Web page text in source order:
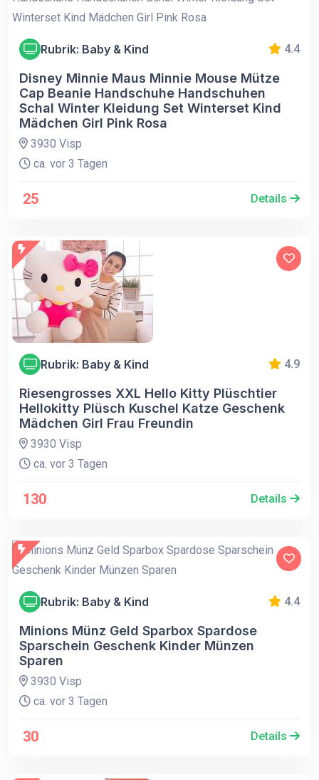
Rubrik: Baby & Kind 4.4
Disney Minnie Maus Minnie Mouse Mütze
Cap Beanie Handschuhe Handschuhen
Schal Winter Kleidung Set Winterset Kind
Mädchen Girl Pink Rosa
3930 Visp
ca. vor 3 Tagen
25 Details
Rubrik: Baby & Kind 4.9
Riesengrosses XXL Hello Kitty Plüschtier
Hellokitty Plüsch Kuschel Katze Geschenk
Mädchen Girl Frau Freundin
3930 Visp
ca. vor 3 Tagen
130 Details
Rubrik: Baby & Kind 4.4
Minions Münz Geld Sparbox Spardose
Sparschein Geschenk Kinder Münzen
Sparen
3930 Visp
ca. vor 3 Tagen
30 Details